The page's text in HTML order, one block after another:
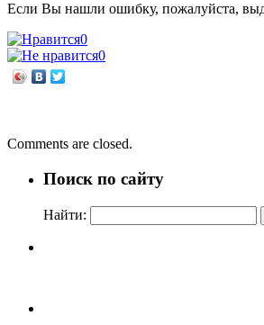
Если Вы нашли ошибку, пожалуйста,
0
0
Comments are closed.
Поиск по сайту
Найти: